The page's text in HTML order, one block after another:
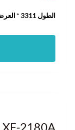
الطول 3311 * العرض 1278 * الارتفاع 1670 ملم